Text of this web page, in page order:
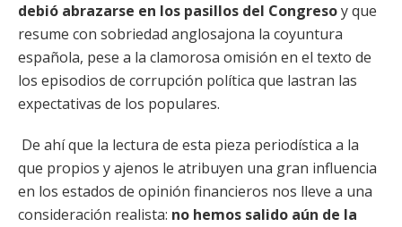
debió abrazarse en los pasillos del Congresoy que
resume con sobriedad anglosajona la coyuntura
española, pese a la clamorosa omisión en el texto de
los episodios de corrupción política que lastran las
expectativas de los populares.
De ahí que la lectura de esta pieza periodística a la
que propios y ajenos le atribuyen una gran influencia
en los estados de opinión financieros nos lleve a una
consideración realista: no hemos salido aún de la